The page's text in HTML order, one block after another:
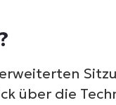
über die